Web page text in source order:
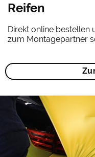
Reifen
Direkt online bestellen
zum Montagepartner